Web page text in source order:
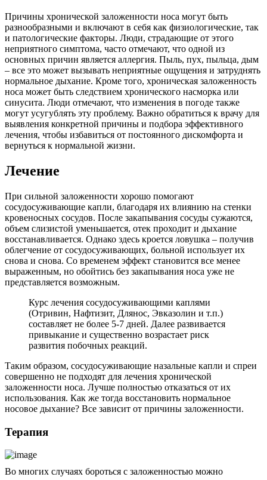
Причины хронической заложенности носа могут быть
разнообразными и включают в себя как физиологические, так
и патологические факторы. Люди, страдающие от этого
неприятного симптома, часто отмечают, что одной из
основных причин является аллергия. Пыль, пух, пыльца, дым
– все это может вызывать неприятные ощущения и затруднять
нормальное дыхание. Кроме того, хроническая заложенность
носа может быть следствием хронического насморка или
синусита. Люди отмечают, что изменения в погоде также
могут усугублять эту проблему. Важно обратиться к врачу для
выявления конкретной причины и подбора эффективного
лечения, чтобы избавиться от постоянного дискомфорта и
вернуться к нормальной жизни.
Лечение
При сильной заложенности хорошо помогают
сосудосуживающие капли, благодаря их влиянию на стенки
кровеносных сосудов. После закапывания сосуды сужаются,
объем слизистой уменьшается, отек проходит и дыхание
восстанавливается. Однако здесь кроется ловушка – получив
облегчение от сосудосуживающих, больной использует их
снова и снова. Со временем эффект становится все менее
выраженным, но обойтись без закапывания носа уже не
представляется возможным.
Курс лечения сосудосуживающими каплями
(Отривин, Нафтизит, Длянос, Эвказолин и т.п.)
составляет не более 5-7 дней. Далее развивается
привыкание и существенно возрастает риск
развития побочных реакций.
Таким образом, сосудосуживающие назальные капли и спреи
совершенно не подходят для лечения хронической
заложенности носа. Лучше полностью отказаться от их
использования. Как же тогда восстановить нормальное
носовое дыхание? Все зависит от причины заложенности.
Терапия
Во многих случаях бороться с заложенностью можно